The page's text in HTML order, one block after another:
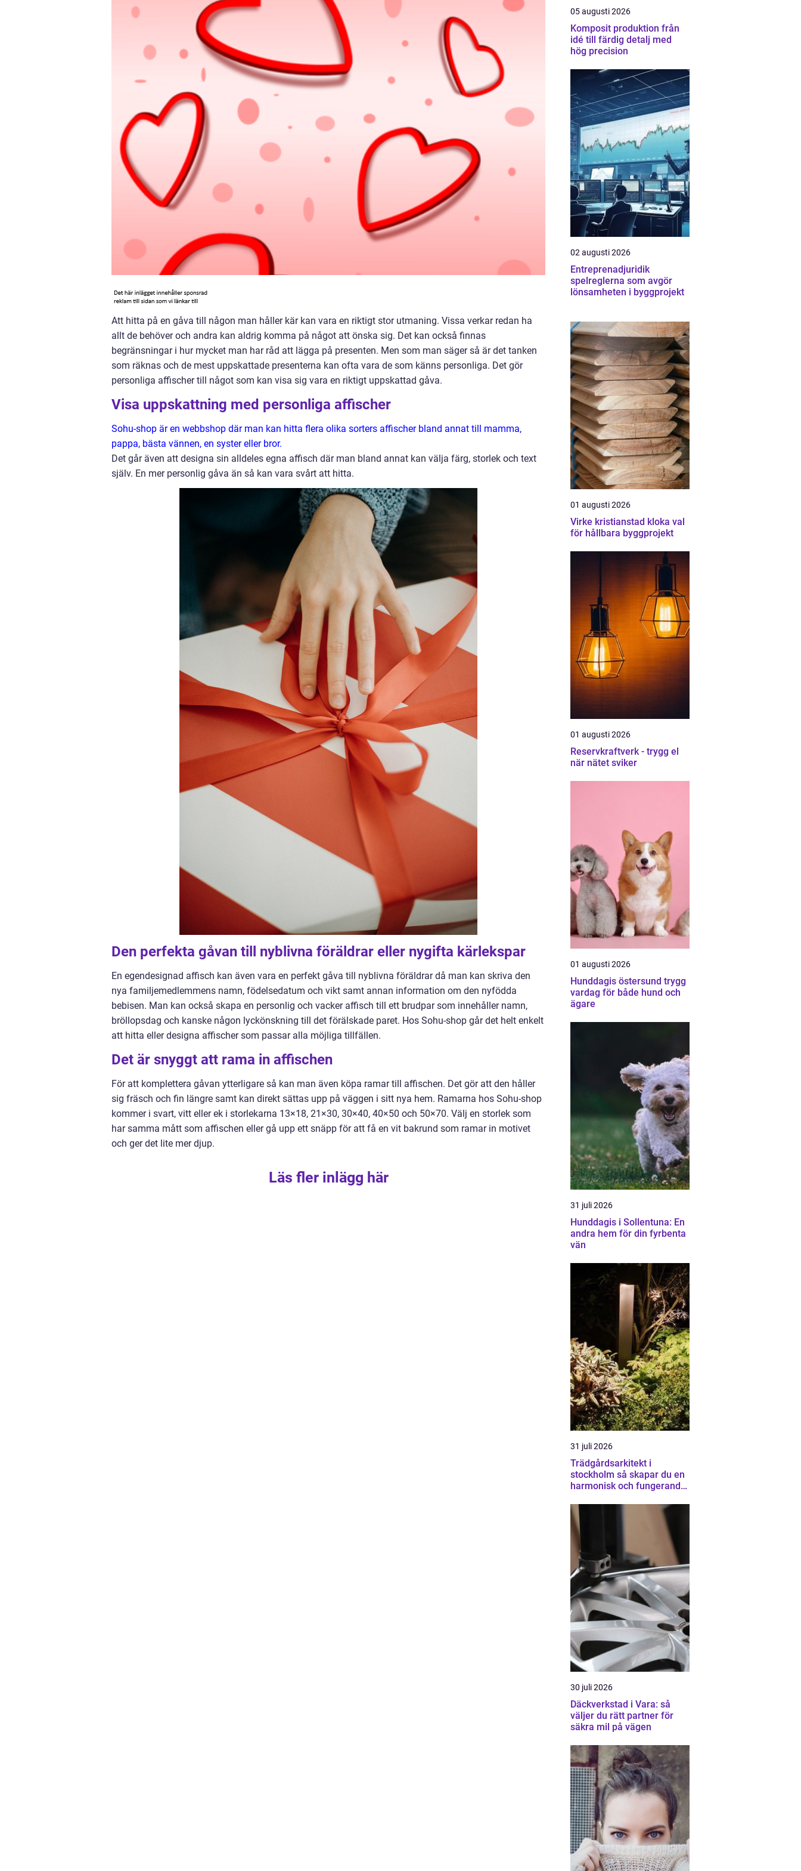
Att hitta på en gåva till någon man håller kär kan vara en riktigt stor utmaning. Vissa verkar redan ha
allt de behöver och andra kan aldrig komma på något att önska sig. Det kan också finnas
begränsningar i hur mycket man har råd att lägga på presenten. Men som man säger så är det tanken
som räknas och de mest uppskattade presenterna kan ofta vara de som känns personliga. Det gör
personliga affischer till något som kan visa sig vara en riktigt uppskattad gåva.
Visa uppskattning med personliga affischer
Sohu-shop är en webbshop där man kan hitta flera olika sorters affischer bland annat till mamma,
pappa, bästa vännen, en syster eller bror.
Det går även att designa sin alldeles egna affisch där man bland annat kan välja färg, storlek och text
själv. En mer personlig gåva än så kan vara svårt att hitta.
Den perfekta gåvan till nyblivna föräldrar eller nygifta kärlekspar
En egendesignad affisch kan även vara en perfekt gåva till nyblivna föräldrar då man kan skriva den
nya familjemedlemmens namn, födelsedatum och vikt samt annan information om den nyfödda
bebisen. Man kan också skapa en personlig och vacker affisch till ett brudpar som innehåller namn,
bröllopsdag och kanske någon lyckönskning till det förälskade paret. Hos Sohu-shop går det helt enkelt
att hitta eller designa affischer som passar alla möjliga tillfällen.
Det är snyggt att rama in affischen
För att komplettera gåvan ytterligare så kan man även köpa ramar till affischen. Det gör att den håller
sig fräsch och fin längre samt kan direkt sättas upp på väggen i sitt nya hem. Ramarna hos Sohu-shop
kommer i svart, vitt eller ek i storlekarna 13×18, 21×30, 30×40, 40×50 och 50×70. Välj en storlek som
har samma mått som affischen eller gå upp ett snäpp för att få en vit bakrund som ramar in motivet
och ger det lite mer djup.
Läs fler inlägg här
05 augusti 2026
Komposit produktion från
idé till färdig detalj med
hög precision
02 augusti 2026
Entreprenadjuridik
spelreglerna som avgör
lönsamheten i byggprojekt
01 augusti 2026
Virke kristianstad kloka val
för hållbara byggprojekt
01 augusti 2026
Reservkraftverk - trygg el
när nätet sviker
01 augusti 2026
Hunddagis östersund trygg
vardag för både hund och
ägare
31 juli 2026
Hunddagis i Sollentuna: En
andra hem för din fyrbenta
vän
31 juli 2026
Trädgårdsarkitekt i
stockholm så skapar du en
harmonisk och fungerande
30 juli 2026
Däckverkstad i Vara: så
väljer du rätt partner för
säkra mil på vägen